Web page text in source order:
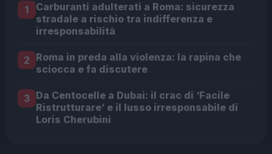
1
Carburanti adulterati a Roma: sicurezza
stradale a rischio tra indifferenza e
irresponsabilità
2 Roma in preda alla violenza: la rapina che
sciocca e fa discutere
3 Da Centocelle a Dubai: il crac di ‘Facile
Ristrutturare’ e il lusso irresponsabile di
Loris Cherubini